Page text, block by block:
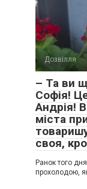
Дозвілля
– Та ви
Софія!
Андрія!
міста
своя,
Ранок того
прохолодою,